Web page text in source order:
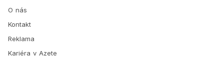
O nás
Kontakt
Reklama
Kariéra v Azete